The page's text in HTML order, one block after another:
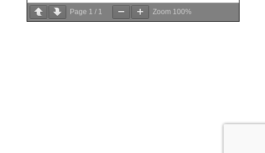
Page 1 / 1 Zoom 100%